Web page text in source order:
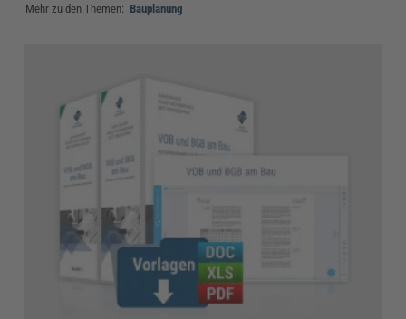
Mehr zu den Themen: Bauplanung